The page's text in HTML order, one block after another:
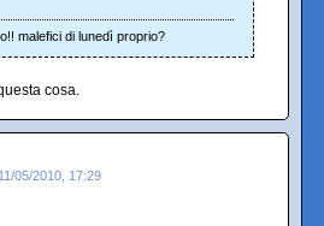
malefici di lunedì proprio?
cosa.
11/05/2010, 17:29